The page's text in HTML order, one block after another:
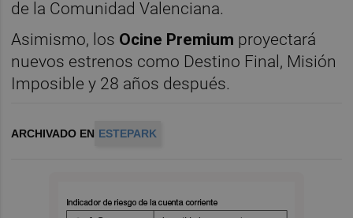
de la Comunidad Valenciana.
Asimismo, los Ocine Premium proyectará
nuevos estrenos como Destino Final, Misión
Imposible y 28 años después.
ARCHIVADO EN ESTEPARK